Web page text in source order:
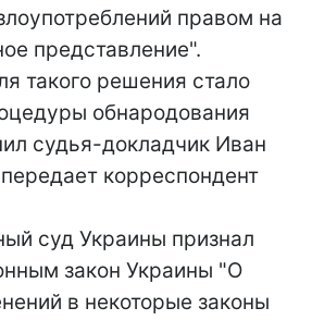
правом на
представление".
такого решения стало
обнародования
судья-докладчик Иван
корреспондент
суд Украины признал
закон Украины "О
в некоторые законы